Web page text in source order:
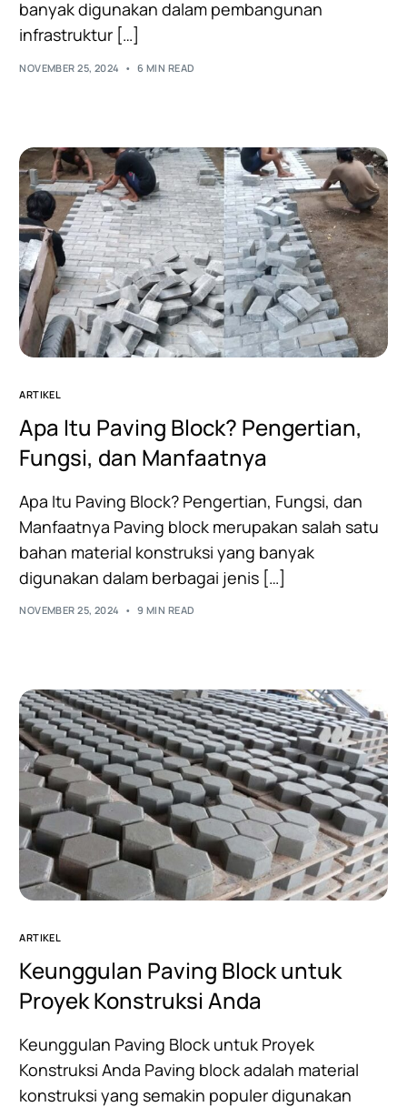
banyak digunakan dalam pembangunan
infrastruktur […]
NOVEMBER 25, 2024 6 MIN READ
ARTIKEL
Apa Itu Paving Block? Pengertian,
Fungsi, dan Manfaatnya
Apa Itu Paving Block? Pengertian, Fungsi, dan
Manfaatnya Paving block merupakan salah satu
bahan material konstruksi yang banyak
digunakan dalam berbagai jenis […]
NOVEMBER 25, 2024 9 MIN READ
ARTIKEL
Keunggulan Paving Block untuk
Proyek Konstruksi Anda
Keunggulan Paving Block untuk Proyek
Konstruksi Anda Paving block adalah material
konstruksi yang semakin populer digunakan